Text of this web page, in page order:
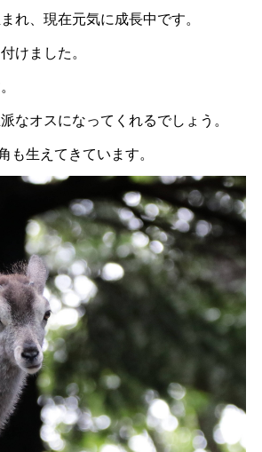
れ、現在元気に成長中です。
けました。
なオスになってくれるでしょう。
生えてきています。